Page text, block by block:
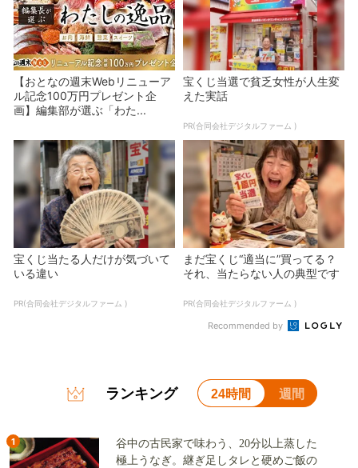
【おとなの週末Webリニューア
ル記念100万円プレゼント企
画】編集部が選ぶ「わた...
宝くじ当選で貧乏女性が人生変
えた実話
PR(合同会社デジタルファーム )
宝くじ当たる人だけが気づいて
いる違い
PR(合同会社デジタルファーム )
まだ宝くじ“適当に”買ってる？
それ、当たらない人の典型です
PR(合同会社デジタルファーム )
Recommended by
ランキング 24時間 週間
1
谷中の古民家で味わう、20分以上蒸した
極上うなぎ。継ぎ足しタレと硬めご飯の